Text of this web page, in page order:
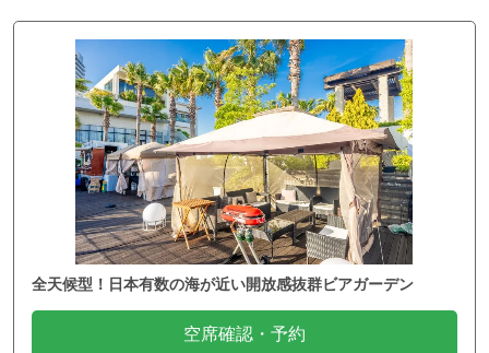
全天候型！日本有数の海が近い開放感抜群ビアガーデン
空席確認・予約